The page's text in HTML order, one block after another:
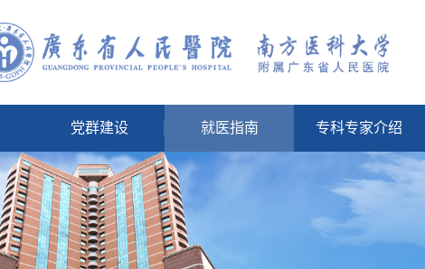
党群建设 就医指南 专科专家介绍